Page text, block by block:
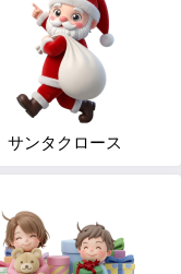
サンタクロース